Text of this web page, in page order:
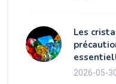
Les
2026-05-